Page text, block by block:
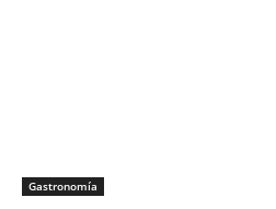
Gastronomía